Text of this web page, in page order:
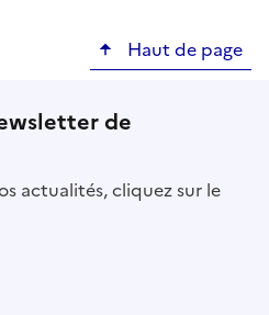
Haut de page
de
actualités, cliquez sur le